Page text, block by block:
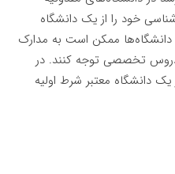
خود را از یک دانشگاه
دانشگاه‌ها ممکن است به مدارک
تخصصی توجه کنند. در
یک دانشگاه معتبر شرط اولیه